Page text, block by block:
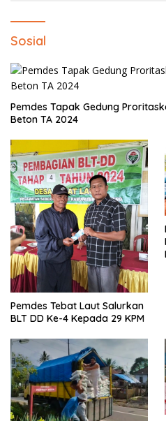
Sosial
Pemdes Tapak Gedung
Beton TA 2024
Pemdes Tebat Laut Salurkan
BLT DD Ke-4 Kepada 29 KPM